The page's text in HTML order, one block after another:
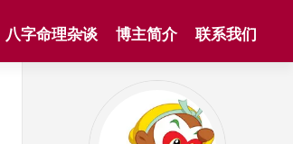
八字命理杂谈 博主简介 联系我们